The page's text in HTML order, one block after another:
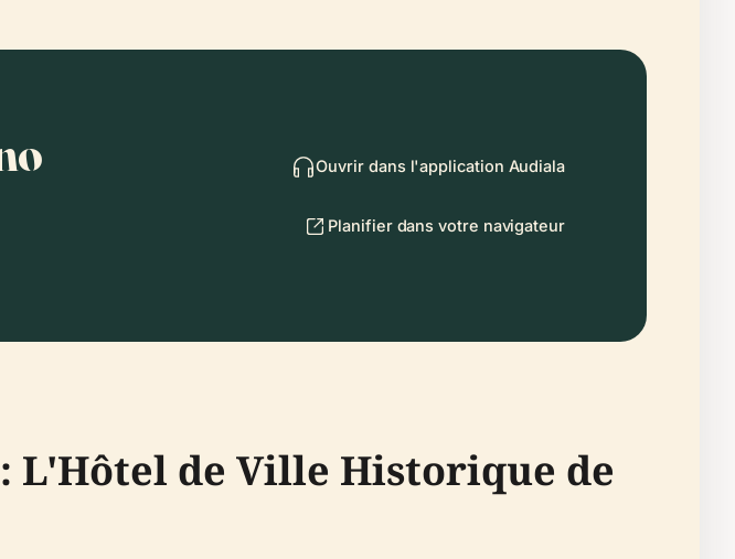
Ouvrir dans l'application Audiala
Planifier dans votre navigateur
de Ville Historique de